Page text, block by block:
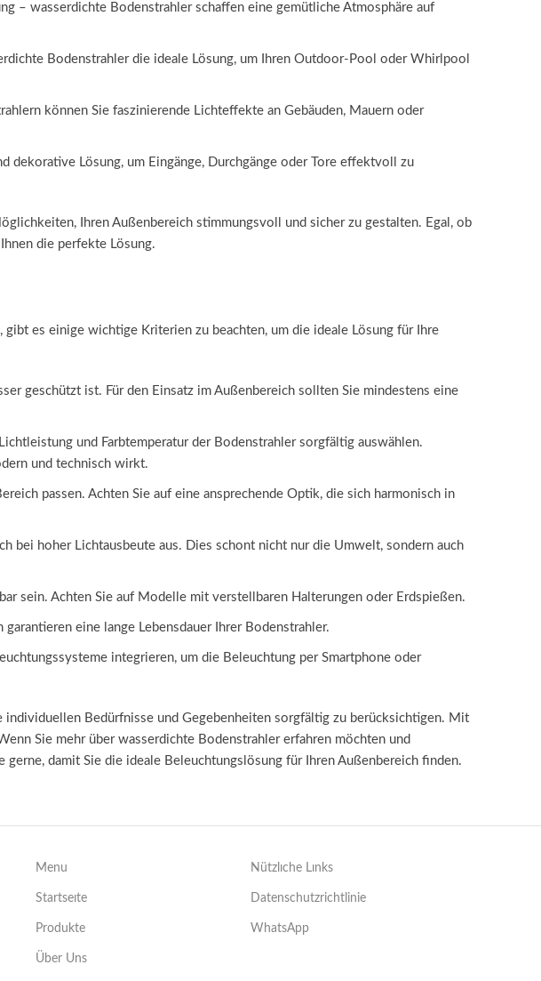
– wasserdichte Bodenstrahler schaffen eine gemütliche Atmosphäre auf
Bodenstrahler die ideale Lösung, um Ihren Outdoor-Pool oder Whirlpool
können Sie faszinierende Lichteffekte an Gebäuden, Mauern oder
dekorative Lösung, um Eingänge, Durchgänge oder Tore effektvoll zu
Ihren Außenbereich stimmungsvoll und sicher zu gestalten. Egal, ob
die perfekte Lösung.
es einige wichtige Kriterien zu beachten, um die ideale Lösung für Ihre
geschützt ist. Für den Einsatz im Außenbereich sollten Sie mindestens eine
und Farbtemperatur der Bodenstrahler sorgfältig auswählen.
und technisch wirkt.
passen. Achten Sie auf eine ansprechende Optik, die sich harmonisch in
bei hoher Lichtausbeute aus. Dies schont nicht nur die Umwelt, sondern auch
sein. Achten Sie auf Modelle mit verstellbaren Halterungen oder Erdspießen.
eine lange Lebensdauer Ihrer Bodenstrahler.
integrieren, um die Beleuchtung per Smartphone oder
Bedürfnisse und Gegebenheiten sorgfältig zu berücksichtigen. Mit
Sie mehr über wasserdichte Bodenstrahler erfahren möchten und
damit Sie die ideale Beleuchtungslösung für Ihren Außenbereich finden.
Menu
Startseıte
Produkte
Über Uns
Nützlıche Lınks
Datenschutzrichtlinie
WhatsApp